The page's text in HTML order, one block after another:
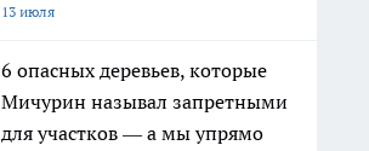
13 июля
6 опасных деревьев, которые
Мичурин называл запретными
для участков — а мы упрямо